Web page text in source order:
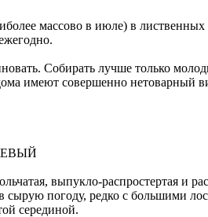
массово в июле) в
Собирать лучше только
имеют совершенно нетоварный
выпукло-распростертая и
сырую погоду, редко с большими
серединой.